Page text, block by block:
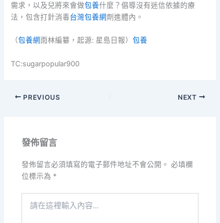
需求，以及兒將來會做包養什麼？倡導沒有迷信依據的療
法，包含打針消毒台灣包養網劑進體內。
（包養網雨林編纂，起源: 星島日報）包養
TC:sugarpopular900
PREVIOUS NEXT
發佈留言
發佈留言必須填寫的電子郵件地址不會公開。 必填欄
位標示為 *